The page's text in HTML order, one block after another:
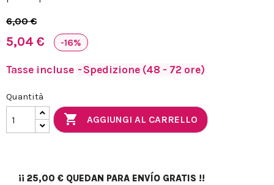
6,00 €
5,04 € -16%
Tasse incluse Spedizione (48 - 72 ore)
Quantità
 AGGIUNGI AL CARRELLO
¡¡ 25,00 € QUEDAN PARA ENVÍO GRATIS !!